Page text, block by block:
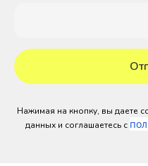
Нажимая на кнопку, вы даете
данных и соглашаетесь c